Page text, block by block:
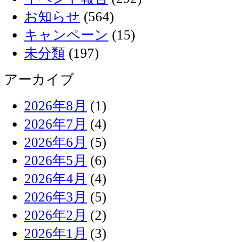
お知らせ (564)
キャンペーン (15)
未分類 (197)
アーカイブ
2026年8月 (1)
2026年7月 (4)
2026年6月 (5)
2026年5月 (6)
2026年4月 (4)
2026年3月 (5)
2026年2月 (2)
2026年1月 (3)